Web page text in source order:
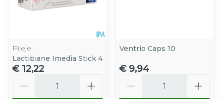
Pileje
Lactibiane Imedia Stick 4
€ 12,22
Ventrio Caps 10
€ 9,94